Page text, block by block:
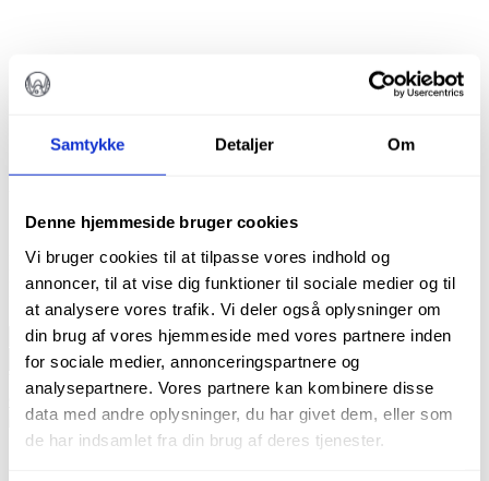
Samtykke Detaljer Om
Denne hjemmeside bruger cookies
Vi bruger cookies til at tilpasse vores indhold og
annoncer, til at vise dig funktioner til sociale medier og til
at analysere vores trafik. Vi deler også oplysninger om
din brug af vores hjemmeside med vores partnere inden
for sociale medier, annonceringspartnere og
analysepartnere. Vores partnere kan kombinere disse
data med andre oplysninger, du har givet dem, eller som
de har indsamlet fra din brug af deres tjenester.
DIAMANT KONISK
DIATECH G845R/016
Diatech diamantbor
Pakke m. 5 stk.
Diamant
konisk
Diatech
G845R/016
antal
TILFØJ TIL KURV
Varenummer (SKU): 60032106 Kategorier: , Alle produkter
Cylindriske diamantbor ,Diamanter,Koniske diamantbor